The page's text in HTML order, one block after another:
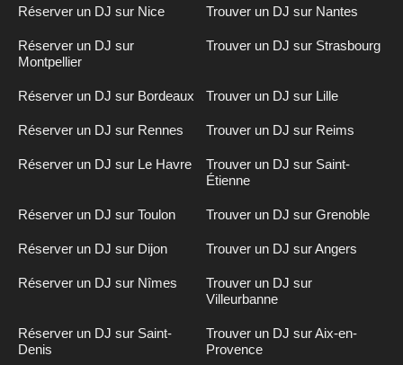
Réserver un DJ sur Nice Trouver un DJ sur Nantes
Réserver un DJ sur
Montpellier
Trouver un DJ sur Strasbourg
Réserver un DJ sur Bordeaux Trouver un DJ sur Lille
Réserver un DJ sur Rennes Trouver un DJ sur Reims
Réserver un DJ sur Le Havre
Trouver un DJ sur Saint-
Étienne
Réserver un DJ sur Toulon Trouver un DJ sur Grenoble
Réserver un DJ sur Dijon Trouver un DJ sur Angers
Réserver un DJ sur Nîmes
Trouver un DJ sur
Villeurbanne
Réserver un DJ sur Saint-
Denis
Trouver un DJ sur Aix-en-
Provence